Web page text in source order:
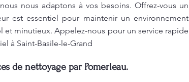
nous adaptons à vos besoins. Offrez-vous un
est essentiel pour maintenir un environnement
et minutieux. Appelez-nous pour un service rapide
à Saint-Basile-le-Grand
de nettoyage par Pomerleau.